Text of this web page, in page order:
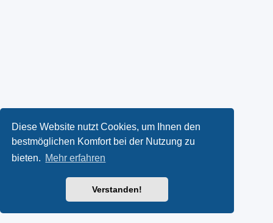
Diese Website nutzt Cookies, um Ihnen den
bestmöglichen Komfort bei der Nutzung zu
bieten. Mehr erfahren
Verstanden!